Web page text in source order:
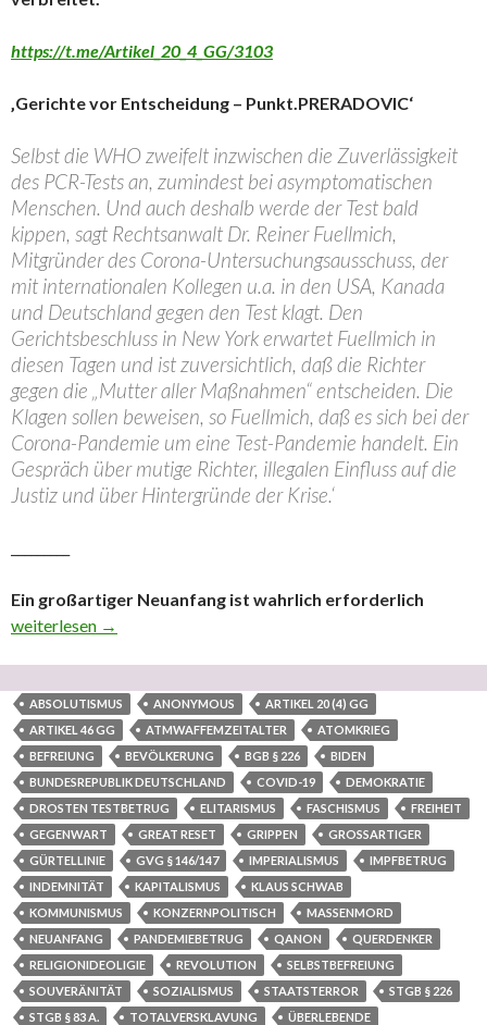
https://t.me/Artikel_20_4_GG/3103
‚Gerichte vor Entscheidung – Punkt.PRERADOVIC‘
Selbst die WHO zweifelt inzwischen die Zuverlässigkeit
des PCR-Tests an, zumindest bei asymptomatischen
Menschen. Und auch deshalb werde der Test bald
kippen, sagt Rechtsanwalt Dr. Reiner Fuellmich,
Mitgründer des Corona-Untersuchungsausschuss, der
mit internationalen Kollegen u.a. in den USA, Kanada
und Deutschland gegen den Test klagt. Den
Gerichtsbeschluss in New York erwartet Fuellmich in
diesen Tagen und ist zuversichtlich, daß die Richter
gegen die „Mutter aller Maßnahmen“ entscheiden. Die
Klagen sollen beweisen, so Fuellmich, daß es sich bei der
Corona-Pandemie um eine Test-Pandemie handelt. Ein
Gespräch über mutige Richter, illegalen Einfluss auf die
Justiz und über Hintergründe der Krise.‘
Ein großartiger Neuanfang ist wahrlich erforderlich
Ein großartiger Neuanfang ist wahrlich erforderlich
weiterlesen →
ABSOLUTISMUS ANONYMOUS
ARTIKEL 20 (4) GG
ARTIKEL 46 GG
ATMWAFFEMZEITALTER
ATOMKRIEG
BEFREIUNG
BEVÖLKERUNG BGB § 226
BIDEN
BUNDESREPUBLIK DEUTSCHLAND
COVID-19
DEMOKRATIE
DROSTEN TESTBETRUG
ELITARISMUS FASCHISMUS
FREIHEIT
GEGENWART
GREAT RESET GRIPPEN
GROSSARTIGER
GÜRTELLINIE
GVG § 146/147 IMPERIALISMUS
IMPFBETRUG
INDEMNITÄT
KAPITALISMUS
KLAUS SCHWAB
KOMMUNISMUS
KONZERNPOLITISCH
MASSENMORD
NEUANFANG
PANDEMIEBETRUG QANON
QUERDENKER
RELIGIONIDEOLIGIE
REVOLUTION
SELBSTBEFREIUNG
SOUVERÄNITÄT
SOZIALISMUS STAATSTERROR
STGB § 226
STGB § 83 A.
TOTALVERSKLAVUNG
ÜBERLEBENDE